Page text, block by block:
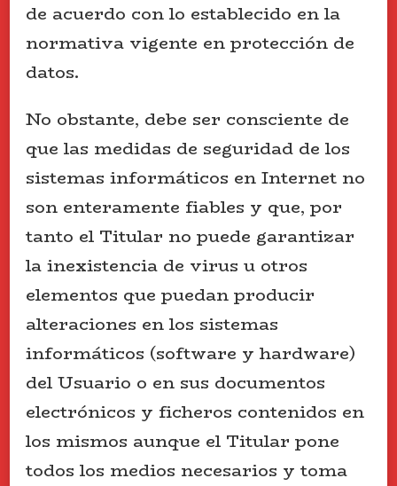
de acuerdo con lo establecido en la
normativa vigente en protección de
datos.
No obstante, debe ser consciente de
que las medidas de seguridad de los
sistemas informáticos en Internet no
son enteramente fiables y que, por
tanto el Titular no puede garantizar
la inexistencia de virus u otros
elementos que puedan producir
alteraciones en los sistemas
informáticos (software y hardware)
del Usuario o en sus documentos
electrónicos y ficheros contenidos en
los mismos aunque el Titular pone
todos los medios necesarios y toma